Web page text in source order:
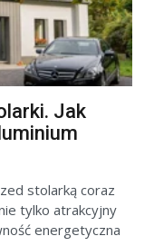
Jak
stolarką coraz
tylko atrakcyjny
energetyczna